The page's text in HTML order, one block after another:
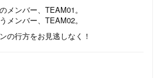
メンバー、TEAM01。
メンバー、TEAM02。
行方をお見逃しなく！